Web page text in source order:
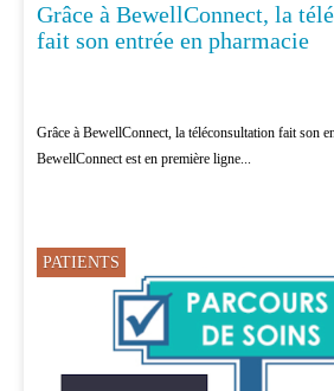
Grâce à BewellConnect, la
fait son entrée en pharmacie
Grâce à BewellConnect, la téléconsultation fait son
BewellConnect est en première ligne...
PATIENTS